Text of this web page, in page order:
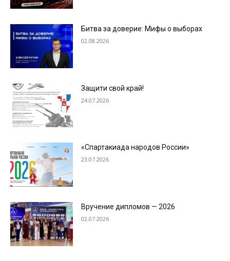
Битва за доверие: Мифы о выборах
02.08.2026
Защити свой край!
24.07.2026
«Спартакиада народов России»
23.07.2026
Вручение дипломов — 2026
02.07.2026